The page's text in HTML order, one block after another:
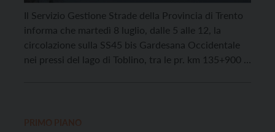
Il Servizio Gestione Strade della Provincia di Trento
informa che martedì 8 luglio, dalle 5 alle 12, la
circolazione sulla SS45 bis Gardesana Occidentale
nei pressi del lago di Toblino, tra le pr. km 135+900 e